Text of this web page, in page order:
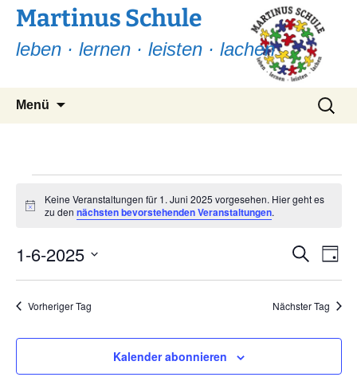
Martinus Schule
leben · lernen · leisten · lachen
Menü
Suchen
nach:
Veranstaltungen
für
1.
Juni
2025
Hinweis
Keine Veranstaltungen für 1. Juni 2025 vorgesehen. Hier geht es
zu den nächsten bevorstehenden Veranstaltungen.
Suche
und
Suche
Tag
1-6-2025
Vorheriger Tag
Nächster Tag
Kalender abonnieren